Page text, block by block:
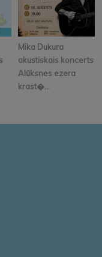
Mika Dukura
akustiskais koncerts
Alūksnes ezera
krast�...